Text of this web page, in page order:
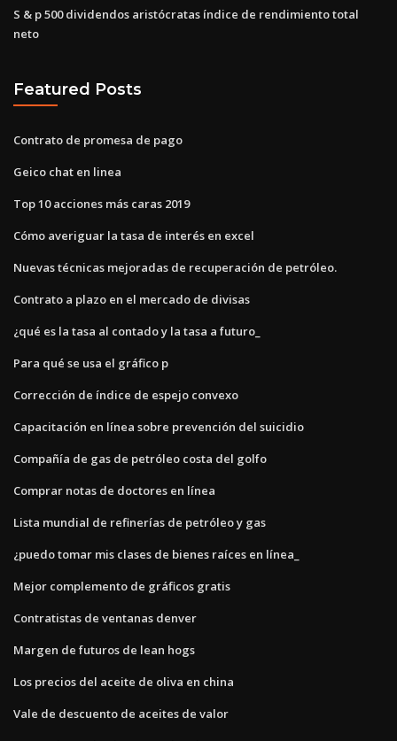
S & p 500 dividendos aristócratas índice de rendimiento total
neto
Featured Posts
Contrato de promesa de pago
Geico chat en linea
Top 10 acciones más caras 2019
Cómo averiguar la tasa de interés en excel
Nuevas técnicas mejoradas de recuperación de petróleo.
Contrato a plazo en el mercado de divisas
¿qué es la tasa al contado y la tasa a futuro_
Para qué se usa el gráfico p
Corrección de índice de espejo convexo
Capacitación en línea sobre prevención del suicidio
Compañía de gas de petróleo costa del golfo
Comprar notas de doctores en línea
Lista mundial de refinerías de petróleo y gas
¿puedo tomar mis clases de bienes raíces en línea_
Mejor complemento de gráficos gratis
Contratistas de ventanas denver
Margen de futuros de lean hogs
Los precios del aceite de oliva en china
Vale de descuento de aceites de valor